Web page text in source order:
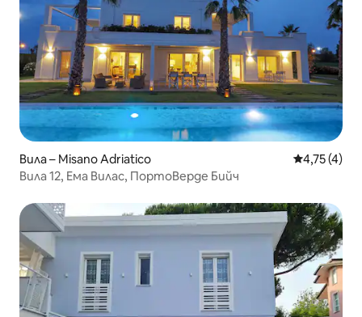
Вила – Misano Adriatico Средна
4,75 (4)
Вила 12, Ема Вилас, ПортоВерде Бийч